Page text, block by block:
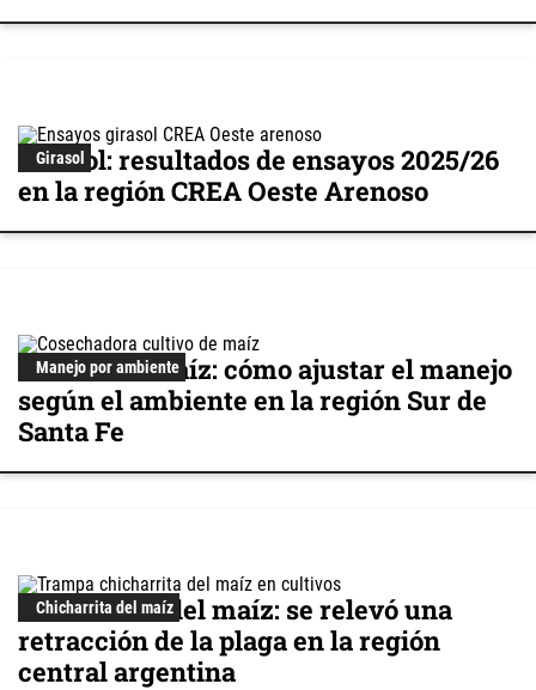
Girasol
Girasol: resultados de ensayos 2025/26
en la región CREA Oeste Arenoso
Manejo por ambiente
Cultivo de maíz: cómo ajustar el manejo
según el ambiente en la región Sur de
Santa Fe
Chicharrita del maíz
Chicharrita del maíz: se relevó una
retracción de la plaga en la región
central argentina